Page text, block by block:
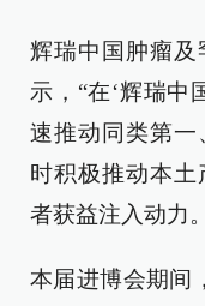
辉瑞中国肿瘤及
示，“在‘辉瑞中
速推动同类第一
时积极推动本
者获益注入动力
本届进博会期间